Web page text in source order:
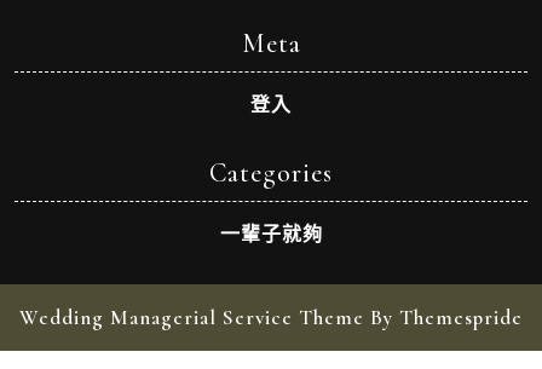
Meta
登入
Categories
一輩子就夠
Wedding Managerial Service Theme By Themespride